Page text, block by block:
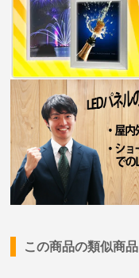
この商品の類似商品